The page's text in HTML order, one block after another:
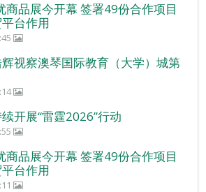
商品展今开幕 签署49份合作项目
台作用
视察澳琴国际教育（大学）城第
开展“雷霆2026”行动
商品展今开幕 签署49份合作项目
台作用